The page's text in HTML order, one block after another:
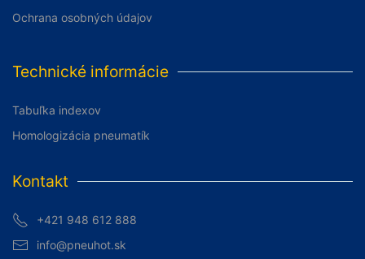
Ochrana osobných údajov
Technické informácie
Tabuľka indexov
Homologizácia pneumatík
Kontakt
+421 948 612 888
info@pneuhot.sk